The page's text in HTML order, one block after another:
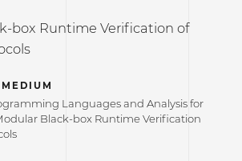
box Runtime Verification of
Languages and Analysis for
Black-box Runtime Verification